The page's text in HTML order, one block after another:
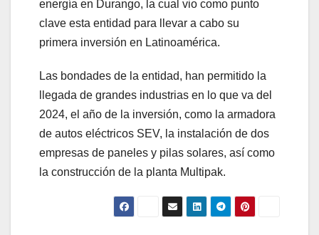
energía en Durango, la cual vio como punto
clave esta entidad para llevar a cabo su
primera inversión en Latinoamérica.
Las bondades de la entidad, han permitido la
llegada de grandes industrias en lo que va del
2024, el año de la inversión, como la armadora
de autos eléctricos SEV, la instalación de dos
empresas de paneles y pilas solares, así como
la construcción de la planta Multipak.